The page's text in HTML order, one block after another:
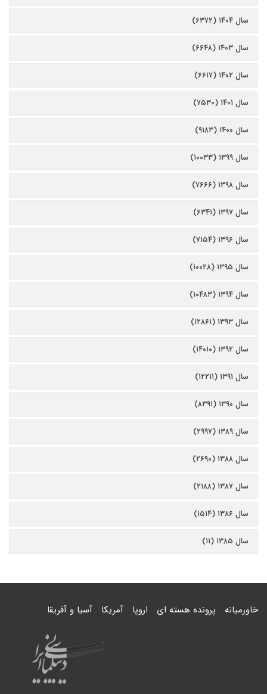
سال ۱۴۰۴ (۶۳۷۲)
سال ۱۴۰۳ (۶۶۴۸)
سال ۱۴۰۲ (۶۶۱۷)
سال ۱۴۰۱ (۷۵۳۰)
سال ۱۴۰۰ (۹۱۸۳)
سال ۱۳۹۹ (۱۰۰۳۳)
سال ۱۳۹۸ (۷۶۶۶)
سال ۱۳۹۷ (۶۳۴۱)
سال ۱۳۹۶ (۷۱۵۴)
سال ۱۳۹۵ (۱۰۰۲۸)
سال ۱۳۹۴ (۱۰۴۸۳)
سال ۱۳۹۳ (۱۲۸۶۱)
سال ۱۳۹۲ (۱۴۰۱۰)
سال ۱۳۹۱ (۱۲۲۱۱)
سال ۱۳۹۰ (۸۳۹۱)
سال ۱۳۸۹ (۲۹۹۷)
سال ۱۳۸۸ (۲۶۹۰)
سال ۱۳۸۷ (۲۱۸۸)
سال ۱۳۸۶ (۱۵۱۴)
سال ۱۳۸۵ (۱۱)
خاورمیانه پرونده هسته ای اروپا آمریکا آسیا و آفریقا